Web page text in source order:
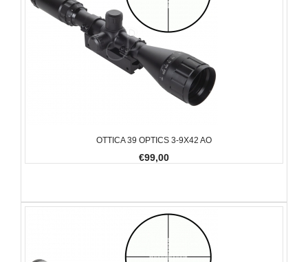
OTTICA 39 OPTICS 3-9X42 AO
€99,00